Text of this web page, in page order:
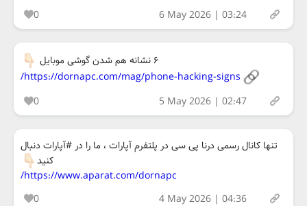
0
6 May 2026 | 03:24
۶ نشانه هم شدن گوشی موبایل
https://dornapc.com/mag/phone-hacking-signs/
0
5 May 2026 | 02:47
تنها کانال رسمی درنا پی سی در پلتفرم آپارات ، ما را در #آپارات دنبال
کنید
https://www.aparat.com/dornapc/
0
4 May 2026 | 04:36